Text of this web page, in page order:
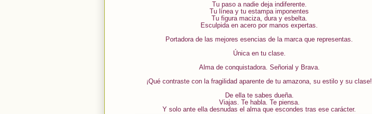
Tu paso a nadie deja indiferente.
Tu línea y tu estampa imponentes
Tu figura maciza, dura y esbelta.
Esculpida en acero por manos expertas.
Portadora de las mejores esencias de la marca que representas.
Única en tu clase.
Alma de conquistadora. Señorial y Brava.
¡Qué contraste con la fragilidad aparente de tu amazona, su estilo y su clase!
De ella te sabes dueña.
Viajas. Te habla. Te piensa.
Y solo ante ella desnudas el alma que escondes tras ese carácter.